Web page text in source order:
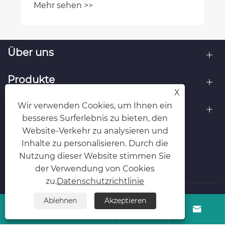
Mehr sehen >>
Über uns
Produkte
Kontaktiere uns
FOLGEN SIE UNS
Copyright © 2025 Zhejiang Wanle Packaging Co., Ltd.
LinksSitemapRSSXMLDatenschutzrichtlinie
 
X
Wir verwenden Cookies, um Ihnen ein
besseres Surferlebnis zu bieten, den
Website-Verkehr zu analysieren und
Inhalte zu personalisieren. Durch die
Nutzung dieser Website stimmen Sie
der Verwendung von Cookies
zu.Datenschutzrichtlinie
Ablehnen Akzeptieren